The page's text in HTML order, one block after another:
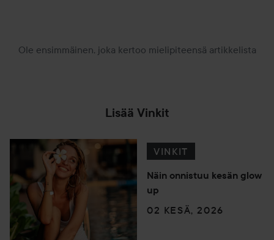
Ole ensimmäinen, joka kertoo mielipiteensä artikkelista
Lisää Vinkit
VINKIT
Näin onnistuu kesän glow
up
02 KESÄ, 2026